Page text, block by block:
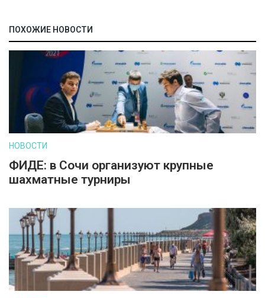
ПОХОЖИЕ НОВОСТИ
НОВОСТИ
ФИДЕ: в Сочи организуют крупные
шахматные турниры